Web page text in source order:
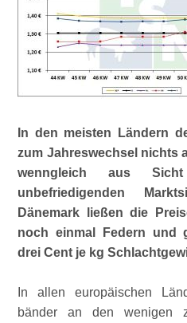
In den meisten Ländern
zum Jahreswechsel nichts
wenngleich aus
unbefriedigenden
Dänemark ließen die
noch einmal Federn und
drei Cent je kg
In allen europäischen
bänder an den wenigen